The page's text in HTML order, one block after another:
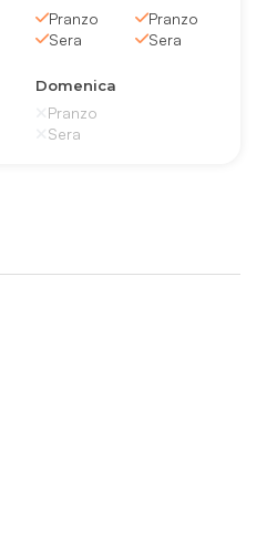
Pranzo
Sera
Pranzo
Sera
Domenica
Pranzo
Sera